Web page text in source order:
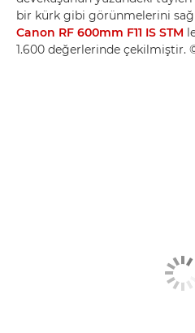
bir kürk gibi görünmelerini
Canon RF 600mm F11 IS STM
1.600 değerlerinde çekilmiştir.